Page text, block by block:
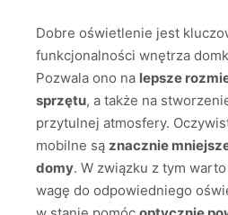
Dobre oświetlenie jest
funkcjonalności wnętrza
Pozwala ono na lepsze
sprzętu, a także na
przytulnej atmosfery.
mobilne są znacznie
domy. W związku z tym
wagę do odpowiedniego